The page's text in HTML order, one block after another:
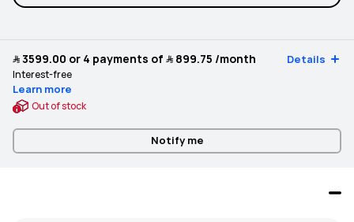
﷼‎ 3599.00 or 4 payments of ﷼‎ 899.75 /month Details
Interest-free
Learn more
Out of stock
Notify me